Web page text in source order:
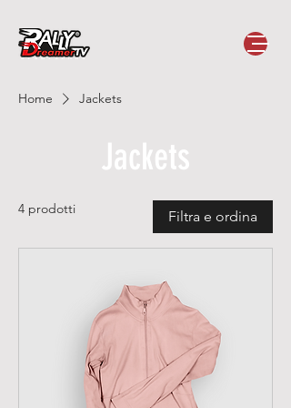
Home Jackets
Jackets
4 prodotti Filtra e ordina